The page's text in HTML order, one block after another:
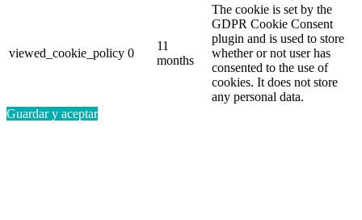
viewed_cookie_policy 0
11
months
The cookie is set by the
GDPR Cookie Consent
plugin and is used to store
whether or not user has
consented to the use of
cookies. It does not store
any personal data.
Guardar y aceptar